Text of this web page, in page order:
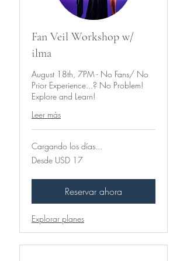
Fan Veil Workshop w/
ilma
August 18th, 7PM - No Fans/ No
Prior Experience...? No Problem!
Explore and Learn!
Leer más
Cargando los días...
Desde
17
Desde USD 17
Reservar ahora
Explorar planes